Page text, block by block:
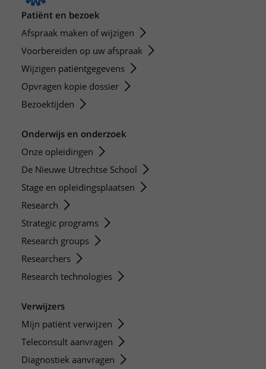
Patiënt en bezoek
Afspraak maken of wijzigen
Voorbereiden op uw afspraak
Wijzigen patiëntgegevens
Opvragen kopie dossier
Bezoektijden
Onderwijs en onderzoek
Onze opleidingen
De Nieuwe Utrechtse School
Stage en opleidingsplaatsen
Research
Strategic programs
Research groups
Researchers
Research technologies
Verwijzers
Mijn patiënt verwijzen
Teleconsult aanvragen
Diagnostiek aanvragen